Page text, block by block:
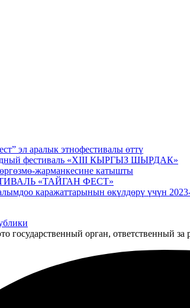
эл аралык этнофестивалы өттү
фестиваль «XIII КЫРГЫЗ ШЫРДАК»
жарманкесине катышты
«ТАЙГАН ФЕСТ»
каражаттарынын өкүлдөрү үчүн
орган, ответственный